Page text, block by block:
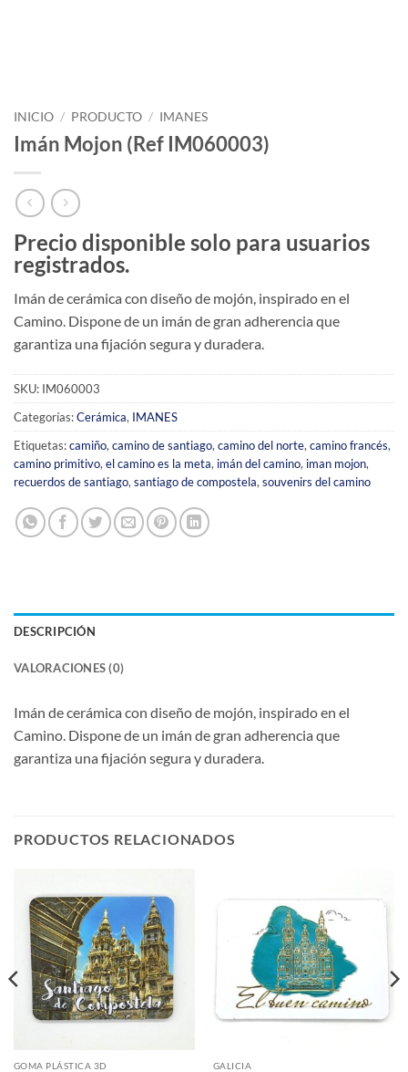
INICIO / PRODUCTO / IMANES
Imán Mojon (Ref IM060003)
Precio disponible solo para usuarios
registrados.
Imán de cerámica con diseño de mojón, inspirado en el
Camino. Dispone de un imán de gran adherencia que
garantiza una fijación segura y duradera.
SKU: IM060003
Categorías:Cerámica, IMANES
Etiquetas:camiño,camino de santiago,camino del norte,camino francés,
camino primitivo,el camino es la meta, imán del camino, iman mojon,
recuerdos de santiago,santiago de compostela,souvenirs del camino
DESCRIPCIÓN
VALORACIONES (0)
Imán de cerámica con diseño de mojón, inspirado en el
Camino. Dispone de un imán de gran adherencia que
garantiza una fijación segura y duradera.
PRODUCTOS RELACIONADOS
GOMA PLÁSTICA 3D GALICIA